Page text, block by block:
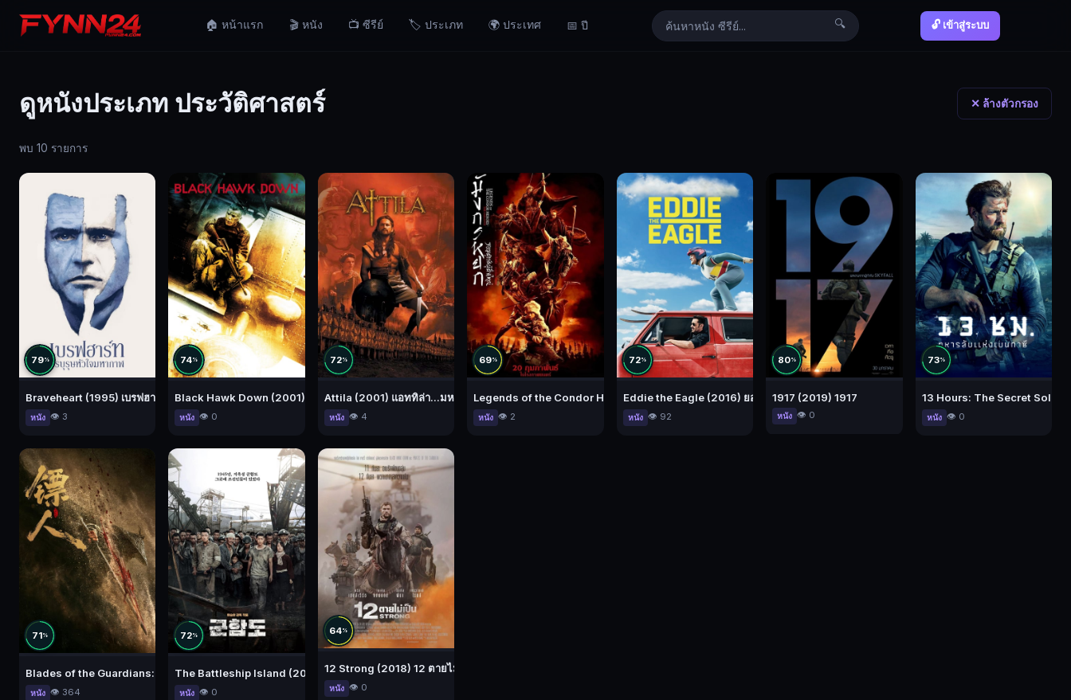
🏠 หน้าแรก 🎬 หนัง 📺 ซีรีย์ 🏷️ ประเภท 🌍 ประเทศ 📅 ปี 🔍 🔓 เข้าสู่ระบบ
ดูหนังประเภท ประวัติศาสตร์ ✕ ล้างตัวกรอง
พบ 10 รายการ
79%
Braveheart (1995) เบรฟฮาร์ท วีรบุรุษหัวใจมหากาฬ
หนัง 👁️ 3
74%
Black Hawk Down (2001) ยุทธการฝ่ารหัสทมิฬ
หนัง 👁️ 0
72%
Attila (2001) แอททิล่า...มหานักรบจ้าวแผ่นดิน
หนัง 👁️ 4
69%
Legends of the Condor Heroes: The Gallants (2025) มังกรหยก จอมยุทธ์ผู้ยิ่งใหญ่
หนัง 👁️ 2
72%
Eddie the Eagle (2016) ยอดคนสู้ไม่ถอย
หนัง 👁️ 92
80%
1917 (2019) 1917
หนัง 👁️ 0
73%
13 Hours: The Secret
หนัง 👁️ 0
71%
Blades of the Guardians: Wind Rises in the Desert (2026) ยอดยุทธดาบไร้พ่าย
หนัง 👁️ 364
72%
The Battleship Island (2017) เดอะ แบทเทิลชิป ไอส์แลนด์
หนัง 👁️ 0
64%
12 Strong (2018) 12 ตายไม่เป็น
หนัง 👁️ 0